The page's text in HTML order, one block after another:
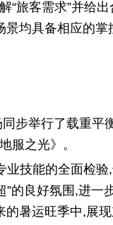
“旅客需求”并给出
景均具备相应的掌
步举行了载重平
服之光》。
业技能的全面检验
的良好氛围,进一
的暑运旺季中,展